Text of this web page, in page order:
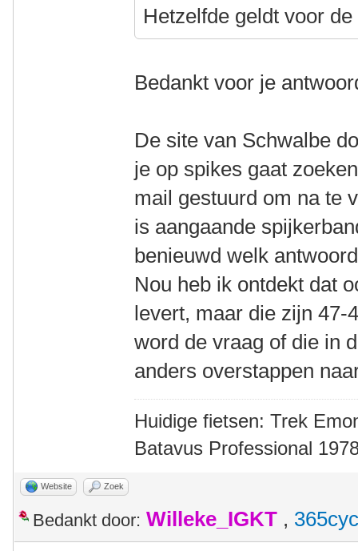
Hetzelfde geldt voor
Bedankt voor je
De site van Schwalbe
je op spikes gaat
mail gestuurd om na te
is aangaande
benieuwd welk
Nou heb ik ontdekt dat
levert, maar die zijn 47-
word de vraag of die in
anders overstappen
Huidige fietsen: Trek
Batavus Professional
Website Zoek
Bedankt door: Willeke_IGKT ,